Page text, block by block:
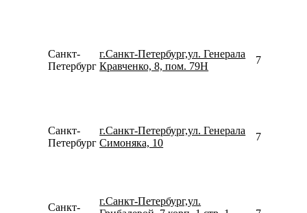
Санкт-
Петербург
г.Санкт-Петербург,ул. Генерала
Кравченко, 8, пом. 79Н
Санкт-
Петербург
г.Санкт-Петербург,ул. Генерала
Симоняка, 10
Санкт-
г.Санкт-Петербург,ул.